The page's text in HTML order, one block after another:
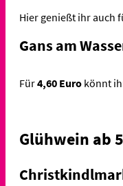
Hier genießt ihr auch
Gans am
Für4,60 Euro könnt
Glühwein ab